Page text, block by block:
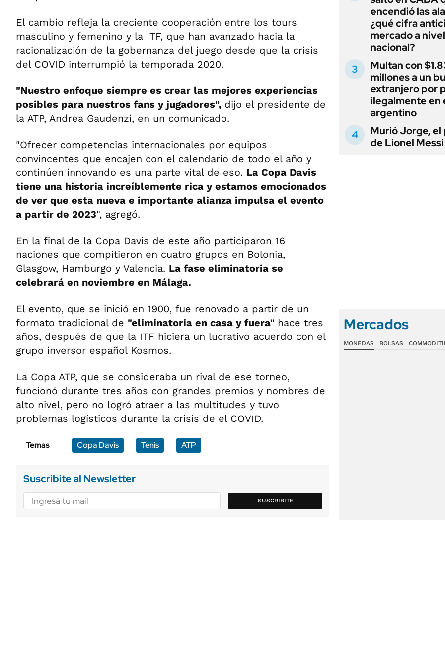
El cambio refleja la creciente cooperación entre los tours
masculino y femenino y la ITF, que han avanzado hacia la
racionalización de la gobernanza del juego desde que la crisis
del COVID interrumpió la temporada 2020.
"Nuestro enfoque siempre es crear las mejores experiencias
posibles para nuestros fans y jugadores", dijo el presidente de
la ATP, Andrea Gaudenzi, en un comunicado.
"Ofrecer competencias internacionales por equipos
convincentes que encajen con el calendario de todo el año y
continúen innovando es una parte vital de eso. La Copa Davis
tiene una historia increíblemente rica y estamos emocionados
de ver que esta nueva e importante alianza impulsa el evento
a partir de 2023", agregó.
En la final de la Copa Davis de este año participaron 16
naciones que compitieron en cuatro grupos en Bolonia,
Glasgow, Hamburgo y Valencia. La fase eliminatoria se
celebrará en noviembre en Málaga.
El evento, que se inició en 1900, fue renovado a partir de un
formato tradicional de "eliminatoria en casa y fuera" hace tres
años, después de que la ITF hiciera un lucrativo acuerdo con el
grupo inversor español Kosmos.
La Copa ATP, que se consideraba un rival de ese torneo,
funcionó durante tres años con grandes premios y nombres de
alto nivel, pero no logró atraer a las multitudes y tuvo
problemas logísticos durante la crisis de el COVID.
Temas Copa Davis Tenis ATP
Suscribite al Newsletter
SUSCRIBITE
encendió las
¿qué cifra
mercado a nivel
nacional?
Multan con
millones a un
extranjero por
ilegalmente en
argentino
Murió Jorge, el
de Lionel Messi
Mercados
MONEDAS BOLSAS